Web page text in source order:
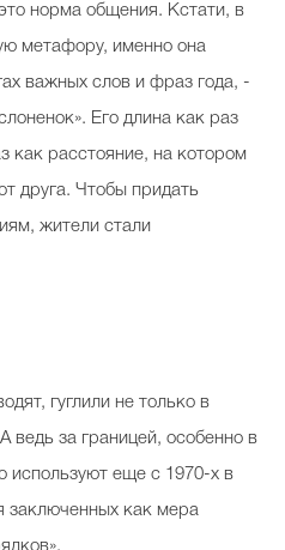
норма общения. Кстати, в
метафору, именно она
важных слов и фраз года, -
Его длина как раз
как расстояние, на котором
друга. Чтобы придать
жители стали
гуглили не только в
ведь за границей, особенно в
еще с 1970-х в
заключенных как мера